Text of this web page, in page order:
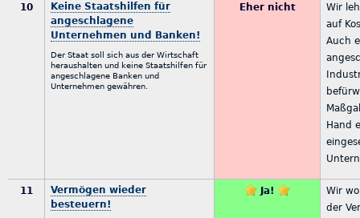
10
Keine Staatshilfen für
angeschlagene
Unternehmen und Banken!
Der Staat soll sich aus der Wirtschaft
heraushalten und keine Staatshilfen für
angeschlagene Banken und
Unternehmen gewähren.
Eher nicht
Wir
auf
Auch
Hand
11
Vermögen wieder
besteuern!
Ja!
Wir
der